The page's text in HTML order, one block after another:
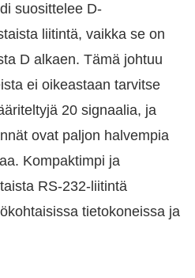
suosittelee D-
liitintä, vaikka se on
D alkaen. Tämä johtuu
ei oikeastaan tarvitse
20 signaalia, ja
ovat paljon halvempia
Kompaktimpi ja
RS-232-liitintä
tietokoneissa ja